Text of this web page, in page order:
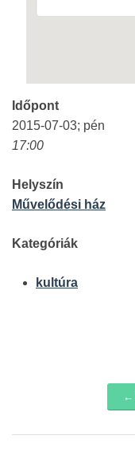
Időpont
2015-07-03; pén
17:00
Helyszín
Művelődési ház
Kategóriák
kultúra
←